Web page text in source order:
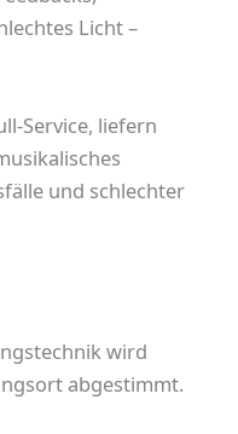
Licht –
Service, liefern
und schlechter
wird
abgestimmt.